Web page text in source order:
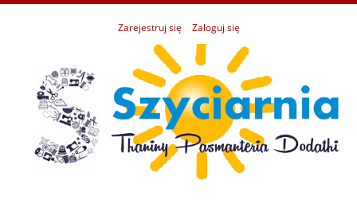
Zarejestruj się Zaloguj się